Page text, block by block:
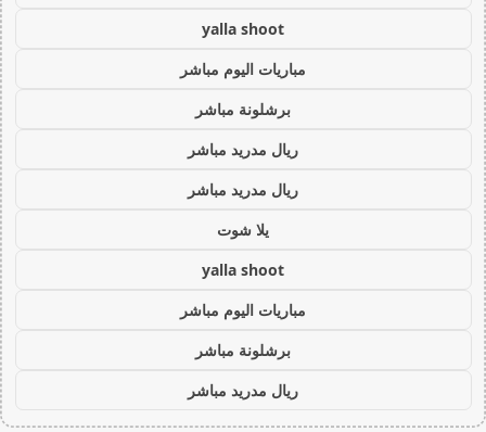
yalla shoot
مباريات اليوم مباشر
برشلونة مباشر
ريال مدريد مباشر
ريال مدريد مباشر
يلا شوت
yalla shoot
مباريات اليوم مباشر
برشلونة مباشر
ريال مدريد مباشر